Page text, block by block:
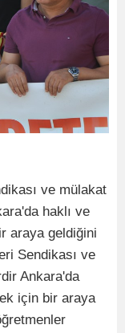
ve mülakat
haklı ve
araya geldiğini
Sendikası ve
Ankara'da
için bir araya